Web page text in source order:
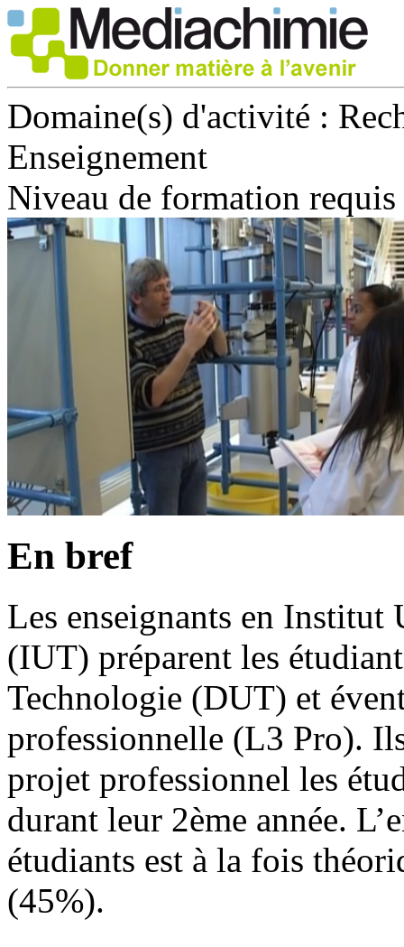
Domaine(s) d'activité :
Enseignement
Niveau de formation
En bref
Les enseignants en
(IUT) préparent les
Technologie (DUT) et
professionnelle (L3 Pro).
projet professionnel les
durant leur 2ème année.
étudiants est à la fois
(45%).